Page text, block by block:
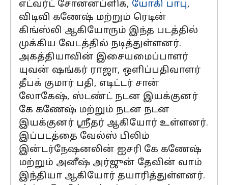
எட்வர்ட் சோனன்ப்ளிக், யோகி பாபு,
விடிவி கணேஷ் மற்றும் ரெடின்
கிங்ஸ்லி ஆகியோரும் இந்த படத்தில்
முக்கிய வேடத்தில் நடித்துள்ளனர்.
அகத்தியாவின் இசையமைப்பாளர்
யுவன் ஷங்கர் ராஜா, ஒளிப்பதிவாளர்
தீபக் குமார் பதி, எடிட்டர் சான்
லோகேஷ், ஸ்டண்ட் நடன இயக்குனர்
கே கணேஷ் மற்றும் நடன நடன
இயக்குனர் ஸ்ரீதர் ஆகியோர் உள்ளனர்.
இப்படத்தை வேல்ஸ் பிலிம்
இன்டர்நேஷனலின் ஐசரி கே கணேஷ்
மற்றும் அனீஷ் அர்ஜுன் தேவின் வாம்
இந்தியா ஆகியோர் தயாரித்துள்ளனர்.